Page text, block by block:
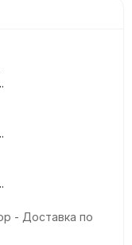
- Доставка по